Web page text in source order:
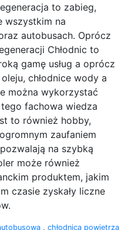
to zabieg,
wszystkim na
autobusach. Oprócz
Chłodnic to
gamę usług a oprócz
chłodnice wody a
można wykorzystać
fachowa wiedza
to również hobby,
zaufaniem
na szybką
może również
produktem, jakim
czasie zyskały liczne
, chłodnica powietrza